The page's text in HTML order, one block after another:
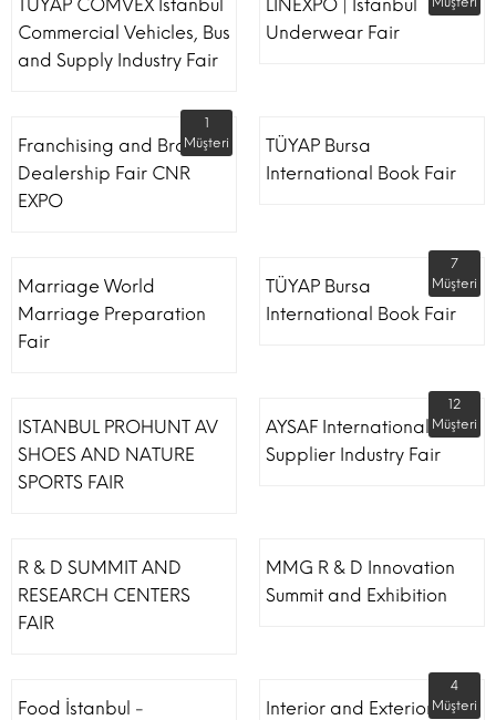
TÜYAP COMVEX Istanbul
Commercial Vehicles, Bus
and Supply Industry Fair
LINEXPO | Istanbul
Underwear Fair
Franchising and Brand
Dealership Fair CNR
EXPO
1
Müşteri
TÜYAP Bursa
International Book Fair
Marriage World
Marriage Preparation
Fair
TÜYAP Bursa
International Book Fair
7
Müşteri
ISTANBUL PROHUNT AV
SHOES AND NATURE
SPORTS FAIR
AYSAF International Shoe
Supplier Industry Fair
12
Müşteri
R & D SUMMIT AND
RESEARCH CENTERS
FAIR
MMG R & D Innovation
Summit and Exhibition
Food İstanbul -
Interior and Exterior
4
Müşteri